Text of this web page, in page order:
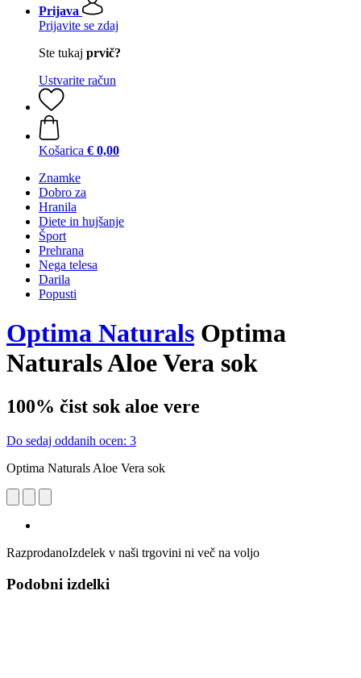
Prijava
Prijavite se zdaj
Ste tukaj prvič?
Ustvarite račun
Košarica € 0,00
Znamke
Dobro za
Hranila
Diete in hujšanje
Šport
Prehrana
Nega telesa
Darila
Popusti
Optima Naturals Optima
Naturals Aloe Vera sok
100% čist sok aloe vere
Do sedaj oddanih ocen: 3
Optima Naturals Aloe Vera sok
RazprodanoIzdelek v naši trgovini ni več na voljo
Podobni izdelki